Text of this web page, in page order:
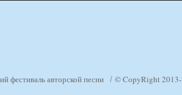
фестиваль авторской песни © CopyRight